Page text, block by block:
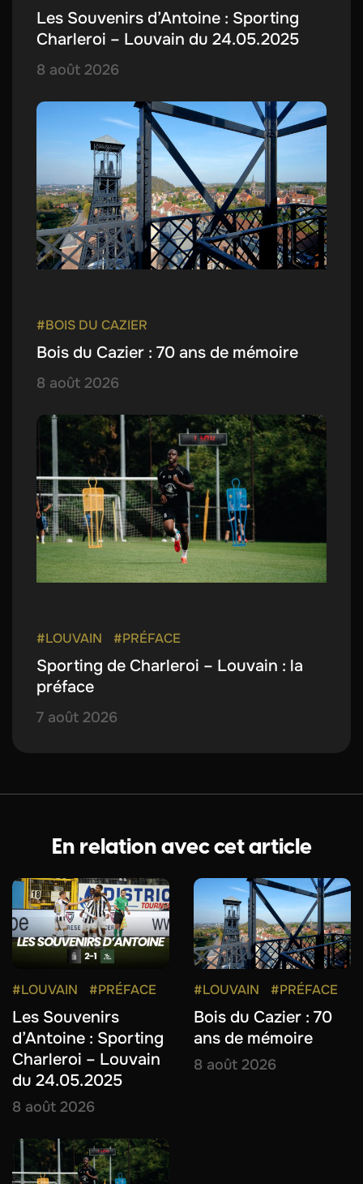
Les Souvenirs d’Antoine : Sporting
Charleroi – Louvain du 24.05.2025
8 août 2026
#BOIS DU CAZIER
Bois du Cazier : 70 ans de mémoire
8 août 2026
#LOUVAIN #PRÉFACE
Sporting de Charleroi – Louvain : la
préface
7 août 2026
En relation avec cet article
#LOUVAIN #PRÉFACE
Les Souvenirs
d’Antoine : Sporting
Charleroi – Louvain
du 24.05.2025
8 août 2026
#LOUVAIN #PRÉFACE
Bois du Cazier : 70
ans de mémoire
8 août 2026